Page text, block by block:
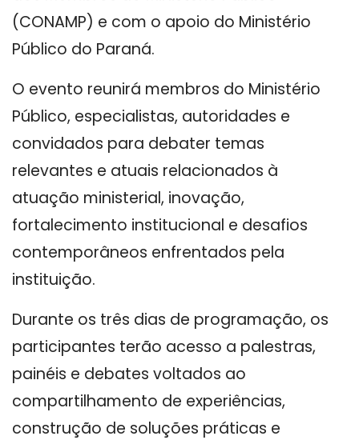
(CONAMP) e com o apoio do Ministério
Público do Paraná.
O evento reunirá membros do Ministério
Público, especialistas, autoridades e
convidados para debater temas
relevantes e atuais relacionados à
atuação ministerial, inovação,
fortalecimento institucional e desafios
contemporâneos enfrentados pela
instituição.
Durante os três dias de programação, os
participantes terão acesso a palestras,
painéis e debates voltados ao
compartilhamento de experiências,
construção de soluções práticas e